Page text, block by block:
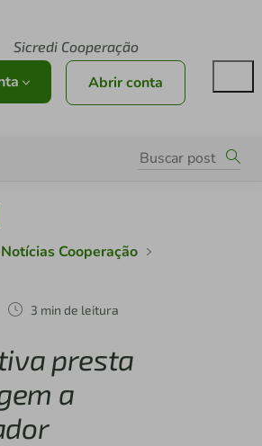
Sicredi Cooperação
Abrir conta
Notícias Cooperação
3 min de leitura
presta
a